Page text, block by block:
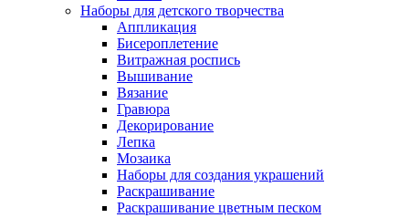
Наборы для детского творчества
Аппликация
Бисероплетение
Витражная роспись
Вышивание
Вязание
Гравюра
Декорирование
Лепка
Мозаика
Наборы для создания украшений
Раскрашивание
Раскрашивание цветным песком